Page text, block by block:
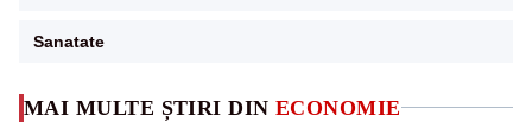
MAI MULTE ȘTIRI DIN ECONOMIE
Sanatate